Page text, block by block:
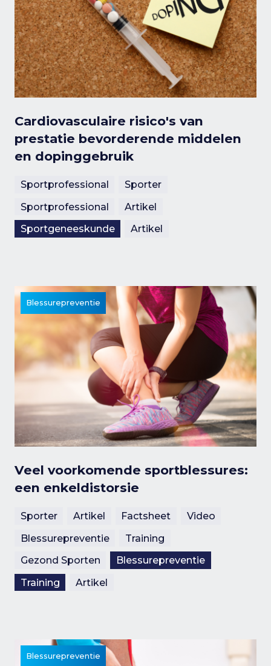
Cardiovasculaire risico's van
prestatie bevorderende middelen
en dopinggebruik
Sportprofessional
Sporter
Sportprofessional
Artikel
Sportgeneeskunde
Artikel
Blessurepreventie
Veel voorkomende sportblessures:
een enkeldistorsie
Sporter Artikel Factsheet
Video
Blessurepreventie
Training
Gezond Sporten
Blessurepreventie
Training
Artikel
Blessurepreventie